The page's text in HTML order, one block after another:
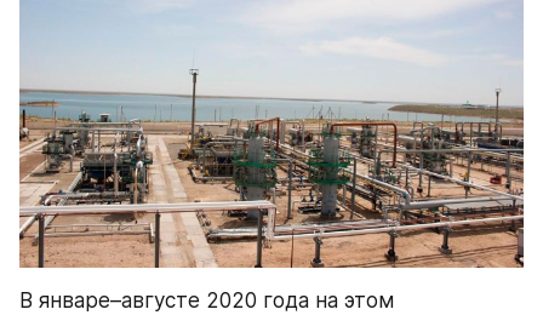
В январе–августе 2020 года на этом